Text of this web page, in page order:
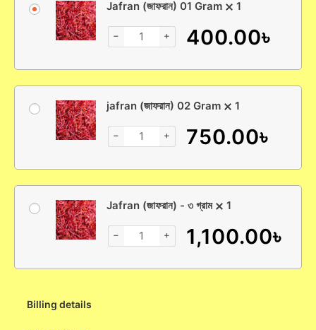
Jafran (জাফরান) 01 Gram 1
− + 400.00৳
jafran (জাফরান) 02 Gram 1
− + 750.00৳
Jafran (জাফরান) - ৩ গ্রাম 1
− + 1,100.00৳
Billing details